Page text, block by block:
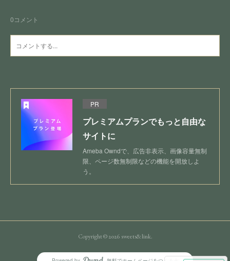
0コメント
PR
プレミアムプランでもっと自由な
サイトに
Ameba Owndで、広告非表示、画像容量無制
限、ページ数無制限などの機能を開放しよ
う。
Copyright ©2026 sweets&link.